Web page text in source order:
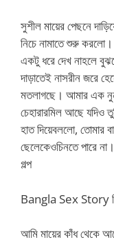
সুশীল মায়ের পেছনে
নিচে নামাতে শুরু
একটু ধরে দেখ নাহলে
দাড়াতেই নাসরীন জরে
মতলাগছে। আমার এক
চেহারারমিল আছে যদিও
হাত দিয়েবললো, তোমার
ছেলেকেওচিনতে পারে
গল্প
Bangla Sex Story
আমি মায়ের কাঁধ থেকে